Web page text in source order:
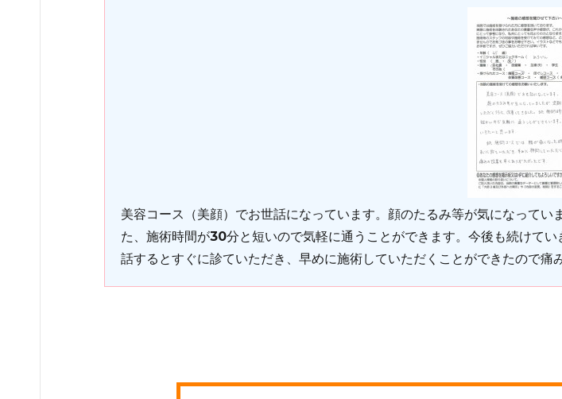
美容コース（美顔）でお世話になっています。顔のたるみ等が気になって
た、施術時間が30分と短いので気軽に通うことができます。今後も続けて
話するとすぐに診ていただき、早めに施術していただくことができたので痛